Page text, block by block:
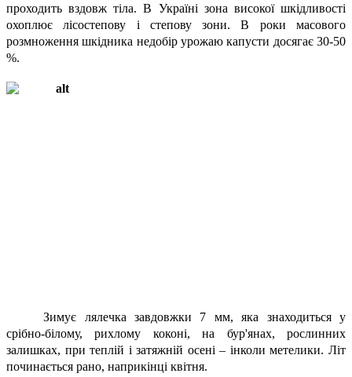
проходить вздовж тіла. В Україні зона високої шкідливості
охоплює лісостепову і степову зони. В роки масового
розмноження шкідника недобір урожаю капусти досягає 30-50
%.
Зимує лялечка завдовжки 7 мм, яка знаходиться у
срібно-білому, рихлому коконі, на бур'янах, рослинних
залишках, при теплій і затяжній осені – інколи метелики. Літ
починається рано, наприкінці квітня.